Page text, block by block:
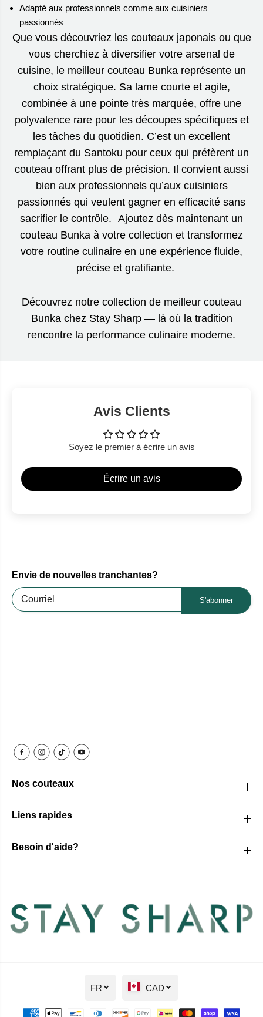
Adapté aux professionnels comme aux cuisiniers
passionnés
Que vous découvriez les couteaux japonais ou que
vous cherchiez à diversifier votre arsenal de
cuisine, le meilleur couteau Bunka représente un
choix stratégique. Sa lame courte et agile,
combinée à une pointe très marquée, offre une
polyvalence rare pour les découpes spécifiques et
les tâches du quotidien. C’est un excellent
remplaçant du Santoku pour ceux qui préfèrent un
couteau offrant plus de précision. Il convient aussi
bien aux professionnels qu’aux cuisiniers
passionnés qui veulent gagner en efficacité sans
sacrifier le contrôle. Ajoutez dès maintenant un
couteau Bunka à votre collection et transformez
votre routine culinaire en une expérience fluide,
précise et gratifiante.
Découvrez notre collection de meilleur couteau
Bunka chez Stay Sharp — là où la tradition
rencontre la performance culinaire moderne.
Avis Clients
Soyez le premier à écrire un avis
Écrire un avis
Envie de nouvelles tranchantes?
S'abonner
Nos couteaux
Liens rapides
Besoin d'aide?
FR CAD